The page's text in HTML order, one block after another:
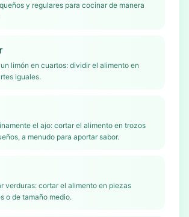
y regulares para cocinar de manera
limón en cuartos: dividir el alimento en
iguales.
el ajo: cortar el alimento en trozos
a menudo para aportar sabor.
verduras: cortar el alimento en piezas
o de tamaño medio.